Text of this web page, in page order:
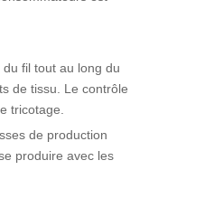
fil tout au long du
de tissu. Le contrôle
tricotage.
de production
produire avec les